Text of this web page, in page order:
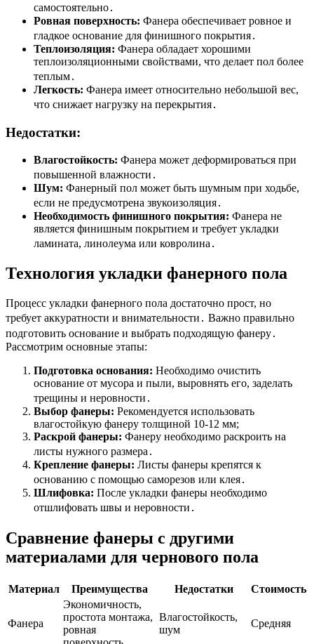
самостоятельно․
Ровная поверхность: Фанера обеспечивает ровное и
гладкое основание для финишного покрытия․
Теплоизоляция: Фанера обладает хорошими
теплоизоляционными свойствами, что делает пол более
теплым․
Легкость: Фанера имеет относительно небольшой вес,
что снижает нагрузку на перекрытия․
Недостатки:
Влагостойкость: Фанера может деформироваться при
повышенной влажности․
Шум: Фанерный пол может быть шумным при ходьбе,
если не предусмотрена звукоизоляция․
Необходимость финишного покрытия: Фанера не
является финишным покрытием и требует укладки
ламината, линолеума или ковролина․
Технология укладки фанерного пола
Процесс укладки фанерного пола достаточно прост, но
требует аккуратности и внимательности․ Важно правильно
подготовить основание и выбрать подходящую фанеру․
Рассмотрим основные этапы:
Подготовка основания: Необходимо очистить
основание от мусора и пыли, выровнять его, заделать
трещины и неровности․
Выбор фанеры: Рекомендуется использовать
влагостойкую фанеру толщиной 10-12 мм;
Раскрой фанеры: Фанеру необходимо раскроить на
листы нужного размера․
Крепление фанеры: Листы фанеры крепятся к
основанию с помощью саморезов или клея․
Шлифовка: После укладки фанеры необходимо
отшлифовать швы и неровности․
Сравнение фанеры с другими
материалами для чернового пола
Материал Преимущества Недостатки Стоимость
Фанера
Экономичность,
простота монтажа,
ровная
Влагостойкость,
шум
Средняя